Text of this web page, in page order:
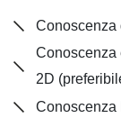
Conoscenza
Conoscenza
2D
Conoscenza